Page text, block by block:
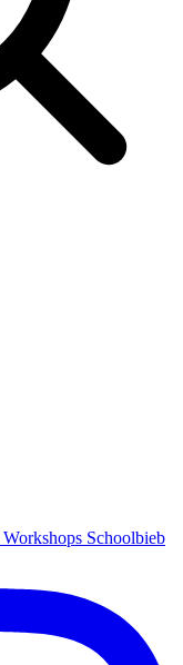
Workshops Schoolbieb